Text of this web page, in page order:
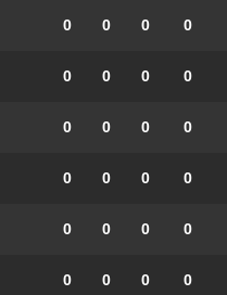
0 0 0 0
0 0 0 0
0 0 0 0
0 0 0 0
0 0 0 0
0 0 0 0